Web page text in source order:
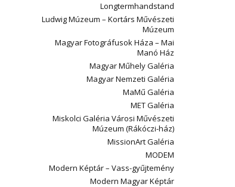
Longtermhandstand
Ludwig Múzeum – Kortárs Művészeti
Múzeum
Magyar Fotográfusok Háza – Mai
Manó Ház
Magyar Műhely Galéria
Magyar Nemzeti Galéria
MaMű Galéria
MET Galéria
Miskolci Galéria Városi Művészeti
Múzeum (Rákóczi-ház)
MissionArt Galéria
MODEM
Modern Képtár – Vass-gyűjtemény
Modern Magyar Képtár